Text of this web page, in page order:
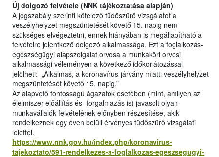
Új dolgozó felvétele (NNK tájékoztatása alapján)
A jogszabály szerinti kötelező tüdőszűrő vizsgálatot a
veszélyhelyzet megszüntetését követő 15. napig nem
szükséges elvégeztetni, ennek hiányában is megállapítható a
felvételre jelentkező dolgozó alkalmassága. Ezt a foglalkozás-
egészségügyi alapszolgálat orvosa a munkaköri orvosi
alkalmassági véleményen a következő időkorlátozással
jelölheti: „Alkalmas, a koronavírus-járvány miatti veszélyhelyzet
megszüntetését követő 15. napig.”
Az alapvető fontosságú ágazatok esetében (mint, amilyen az
élelmiszer-előállítás és -forgalmazás is) javasolt olyan
munkavállalók felvételének előnyben részesítése, akik
rendelkeznek egy éven belüli érvényes tüdőszűrő vizsgálati
lelettel.
https://www.nnk.gov.hu/index.php/koronavirus-
tajekoztato/591-rendelkezes-a-foglalkozas-egeszsegugyi-